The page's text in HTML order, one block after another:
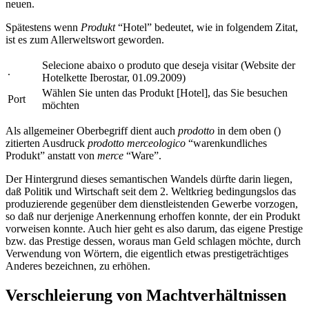
neuen.
Spätestens wenn Produkt“Hotel” bedeutet, wie in folgendem Zitat,
ist es zum Allerweltswort geworden.
.
Selecione abaixo o produto que deseja visitar (Website der
Hotelkette Iberostar, 01.09.2009)
Port
Wählen Sie unten das Produkt [Hotel], das Sie besuchen
möchten
Als allgemeiner Oberbegriff dient auch prodotto in dem oben ()
zitierten Ausdruck prodotto merceologico “warenkundliches
Produkt” anstatt von merce “Ware”.
Der Hintergrund dieses semantischen Wandels dürfte darin liegen,
daß Politik und Wirtschaft seit dem 2. Weltkrieg bedingungslos das
produzierende gegenüber dem dienstleistenden Gewerbe vorzogen,
so daß nur derjenige Anerkennung erhoffen konnte, der ein Produkt
vorweisen konnte. Auch hier geht es also darum, das eigene Prestige
bzw. das Prestige dessen, woraus man Geld schlagen möchte, durch
Verwendung von Wörtern, die eigentlich etwas prestigeträchtiges
Anderes bezeichnen, zu erhöhen.
Verschleierung von Machtverhältnissen